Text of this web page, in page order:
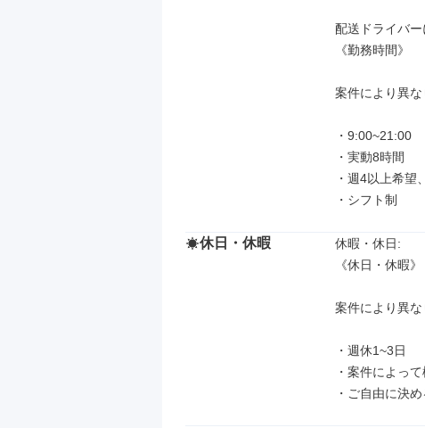
配送ドライバー
《勤務時間》
案件により異な
・9:00~21:00
・実動8時間
・週4以上希望
・シフト制
休日・休暇
休暇・休日:
《休日・休暇》
案件により異な
・週休1~3日
・案件によって
・ご自由に決